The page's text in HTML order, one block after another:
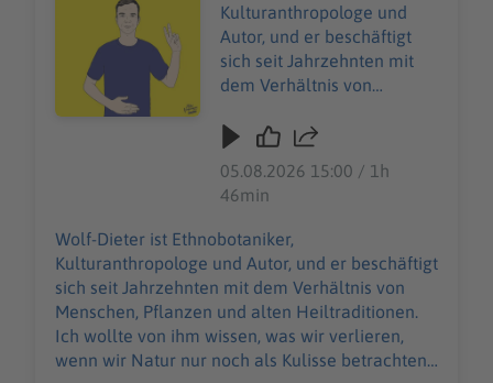
Kulturanthropologe und
Autor, und er beschäftigt
sich seit Jahrzehnten mit
dem Verhältnis von
alten Heiltraditionen. Ich
wir verlieren, wenn wir
Natur nur noch als Kulisse
betrachten und nicht mehr
als etwas, wovon wir selbst
Teil sind. Wir sprechen über
Heilpflanzen,
Schamanismus,
Wissenschaft, Seele, Stadt-
05.08.2026 15:00 / 1h
46min
Wolf-Dieter ist Ethnobotaniker,
Kulturanthropologe und Autor, und er beschäftigt
sich seit Jahrzehnten mit dem Verhältnis von
Menschen, Pflanzen und alten Heiltraditionen.
Ich wollte von ihm wissen, was wir verlieren,
wenn wir Natur nur noch als Kulisse betrachten